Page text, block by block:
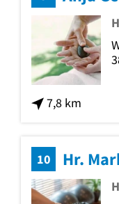
7,8 km
10 Hr.